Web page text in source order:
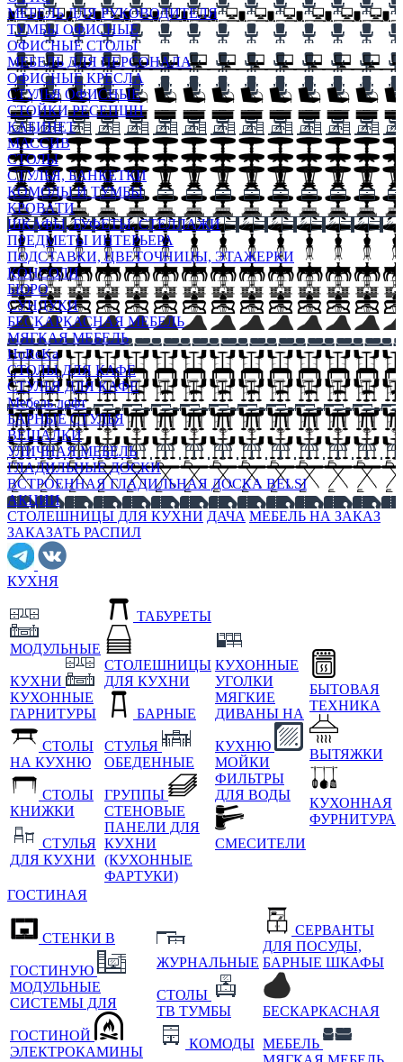
МЕБЕЛЬ ДЛЯ РУКОВОДИТЕЛЯ
ТУМБЫ ОФИСНЫЕ
ОФИСНЫЕ СТОЛЫ
МЕБЕЛЬ ДЛЯ ПЕРСОНАЛА
ОФИСНЫЕ КРЕСЛА
СТУЛЬЯ ОФИСНЫЕ
СТОЙКИ РЕСЕПШН
КАБИНЕТ
МАССИВ
СТОЛЫ
СТУЛЬЯ, БАНКЕТКИ
КОМОДЫ И ТУМБЫ
КРОВАТИ
ШКАФЫ, БУФЕТЫ, СТЕЛЛАЖИ
ПРЕДМЕТЫ ИНТЕРЬЕРА
ПОДСТАВКИ, ЦВЕТОЧНИЦЫ, ЭТАЖЕРКИ
КОНСОЛИ
БЮРО
СУНДУКИ
БЕСКАРКАСНАЯ МЕБЕЛЬ
МЯГКАЯ МЕБЕЛЬ
HoReKa
СТОЛЫ ДЛЯ КАФЕ
СТУЛЬЯ ДЛЯ КАФЕ
Мебель лофт
БАРНЫЕ СТУЛЬЯ
ВЕШАЛКИ
УЛИЧНАЯ МЕБЕЛЬ
ГЛАДИЛЬНЫЕ ДОСКИ
ВСТРОЕННАЯ ГЛАДИЛЬНАЯ ДОСКА BELSI
АКЦИИ
СТОЛЕШНИЦЫ ДЛЯ КУХНИ ДАЧА МЕБЕЛЬ НА ЗАКАЗ
ЗАКАЗАТЬ РАСПИЛ
КУХНЯ
МОДУЛЬНЫЕ
КУХНИ
КУХОННЫЕ
ГАРНИТУРЫ
СТОЛЫ
НА КУХНЮ
СТОЛЫ
КНИЖКИ
СТУЛЬЯ
ДЛЯ КУХНИ
ТАБУРЕТЫ
СТОЛЕШНИЦЫ
ДЛЯ КУХНИ
БАРНЫЕ
СТУЛЬЯ
ОБЕДЕННЫЕ
ГРУППЫ
СТЕНОВЫЕ
ПАНЕЛИ ДЛЯ
КУХНИ
(КУХОННЫЕ
ФАРТУКИ)
КУХОННЫЕ
УГОЛКИ
МЯГКИЕ
ДИВАНЫ НА
КУХНЮ
МОЙКИ
ФИЛЬТРЫ
ДЛЯ ВОДЫ
СМЕСИТЕЛИ
БЫТОВАЯ
ТЕХНИКА
ВЫТЯЖКИ
КУХОННАЯ
ФУРНИТУРА
ГОСТИНАЯ
СТЕНКИ В
ГОСТИНУЮ
МОДУЛЬНЫЕ
СИСТЕМЫ ДЛЯ
ГОСТИНОЙ
ЭЛЕКТРОКАМИНЫ
ЖУРНАЛЬНЫЕ
СТОЛЫ
ТВ ТУМБЫ
КОМОДЫ
СЕРВАНТЫ
ДЛЯ ПОСУДЫ,
БАРНЫЕ ШКАФЫ
БЕСКАРКАСНАЯ
МЕБЕЛЬ